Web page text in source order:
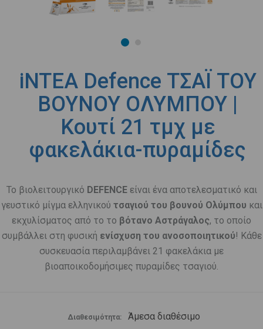
iNTEA Defence ΤΣΑΪ ΤΟΥ
ΒΟΥΝΟΥ ΟΛΥΜΠΟΥ |
Κουτί 21 τμχ με
φακελάκια-πυραμίδες
Το βιολειτουργικό DEFENCEείναι ένα αποτελεσματικό και
γευστικό μίγμα ελληνικού τσαγιού του βουνού Ολύμπου και
εκχυλίσματος από το το βότανο Αστράγαλος, το οποίο
συμβάλλει στη φυσική ενίσχυση του ανοσοποιητικού! Κάθε
συσκευασία περιλαμβάνει 21 φακελάκια με
βιοαποικοδομήσιμες πυραμίδες τσαγιού.
Διαθεσιμότητα: Άμεσα διαθέσιμο